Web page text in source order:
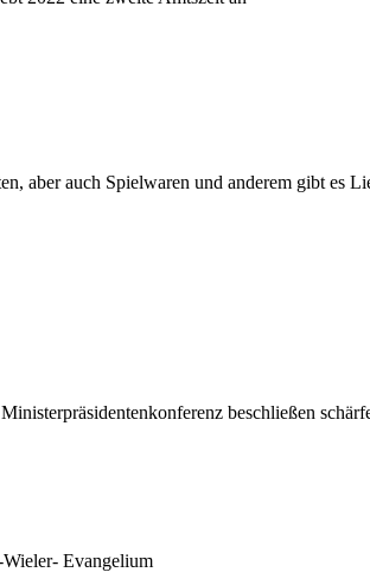
aber auch Spielwaren und anderem gibt es
beschließen
Evangelium